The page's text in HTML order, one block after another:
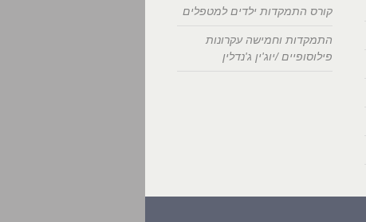
קורס התמקדות ילדים למטפלים
התמקדות וחמישה עקרונות
פילוסופיים /יוג'ין ג'נדלין